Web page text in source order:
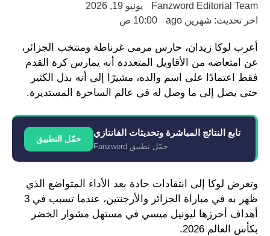
Fanzword Editorial Team
يونيو 19, 2026
اخر تحديث: شهرين ago
10:00 ص
أعرب لوكا زيدان، حارس مرمى غرناطة ومنتخب الجزائر،
عن امتعاضه من الأقاويل المتعددة أنه يمارس كرة القدم
فقط اعتمادًا على اسم والده، مشيرًا إلى أنه بذل الكثير
حتى يصل إلى ما وصل له في عالم الساحرة المستديرة.
تابع النتائج المباشرة وتحديثات الفانتازي
حمّل تطبيق Fanzword
حمّل التطبيق
وتعرض لوكا إلى انتقادات حادة بعد الأداء المتواضع الذي
ظهر به في مباراة الجزائر والأرجنتين، عندما تسبب في 3
أهداف أحرزها ليونيل ميسي في مستهل مشوار الخضر
بكأس العالم 2026.